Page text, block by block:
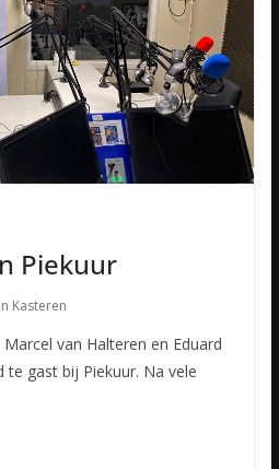
Piekuur
Kasteren
van Halteren en Eduard
te gast bij Piekuur. Na vele